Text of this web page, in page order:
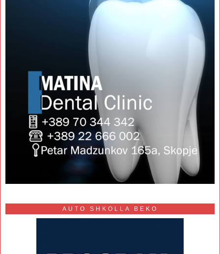
AUTO SHKOLLA BEKO